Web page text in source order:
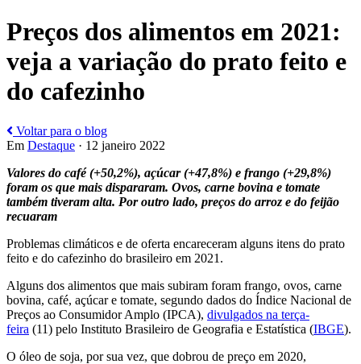
Preços dos alimentos em 2021:
veja a variação do prato feito e
do cafezinho
Voltar para o blog
Em Destaque · 12 janeiro 2022
Valores do café (+50,2%), açúcar (+47,8%) e frango (+29,8%)
foram os que mais dispararam. Ovos, carne bovina e tomate
também tiveram alta. Por outro lado, preços do arroz e do feijão
recuaram
Problemas climáticos e de oferta encareceram alguns itens do prato
feito e do cafezinho do brasileiro em 2021.
Alguns dos alimentos que mais subiram foram frango, ovos, carne
bovina, café, açúcar e tomate, segundo dados do Índice Nacional de
Preços ao Consumidor Amplo (IPCA), divulgados na terça-
feira (11) pelo Instituto Brasileiro de Geografia e Estatística (IBGE).
O óleo de soja, por sua vez, que dobrou de preço em 2020,